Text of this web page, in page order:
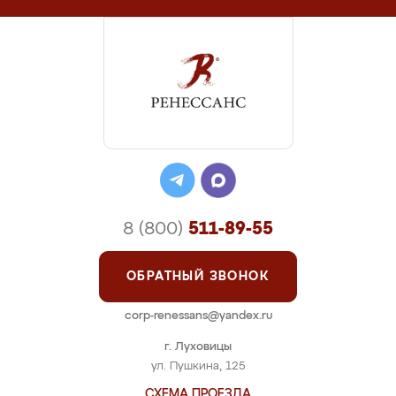
г. Луховицы
ул. Пушкина, 125
8 (800) 511-89-55
ОБРАТНЫЙ ЗВОНОК
corp-renessans@yandex.ru